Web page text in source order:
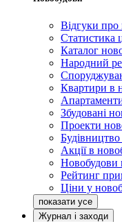
Відгуки про
Статистика
Каталог
Народний
Квартири в
Збудовані
Проекти
Акції в
Новобудови
Рейтинг
Ціни у
Журнал і заходи